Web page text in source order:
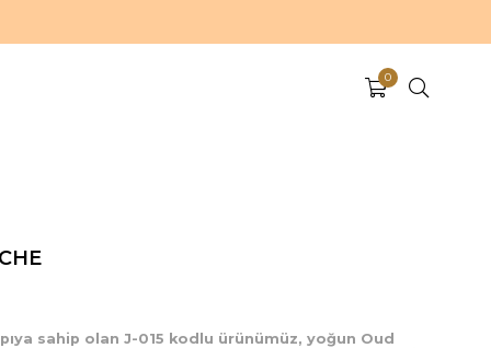
0
sahip olan J-015 kodlu ürünümüz, yoğun Oud